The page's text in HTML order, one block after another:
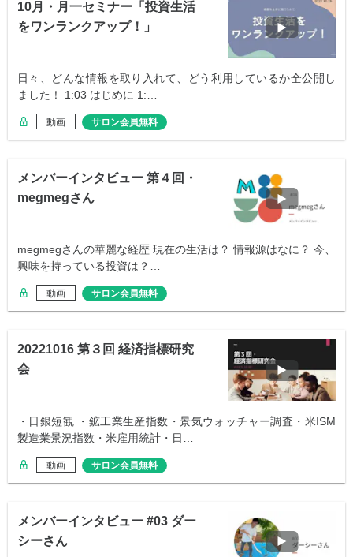
10月・月一セミナー「投資生活
をワンランクアップ！」
日々、どんな情報を取り入れて、どう利用しているか全公開し
ました！ 1:03 はじめに 1:…
動画 サロン会員無料
メンバーインタビュー 第４回・
megmegさん
megmegさんの華麗な経歴 現在の生活は？ 情報源はなに？ 今、
興味を持っている投資は？…
動画 サロン会員無料
20221016 第３回 経済指標研究
会
・日銀短観 ・鉱工業生産指数・景気ウォッチャー調査・米ISM
製造業景況指数・米雇用統計・日…
動画 サロン会員無料
メンバーインタビュー #03 ダー
シーさん